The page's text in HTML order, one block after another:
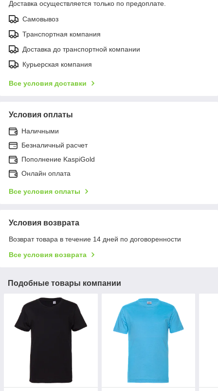
Доставка осуществляется только по предоплате.
Самовывоз
Транспортная компания
Доставка до транспортной компании
Курьерская компания
Все условия доставки
Условия оплаты
Наличными
Безналичный расчет
Пополнение KaspiGold
Онлайн оплата
Все условия оплаты
Условия возврата
Возврат товара в течение 14 дней по договоренности
Все условия возврата
Подобные товары компании